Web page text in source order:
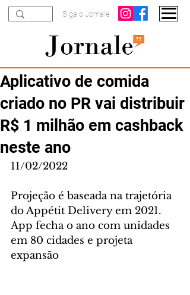
Siga o Jornale
Aplicativo de comida
criado no PR vai distribuir
R$ 1 milhão em cashback
neste ano
11/02/2022
Projeção é baseada na trajetória
do Appétit Delivery em 2021.
App fecha o ano com unidades
em 80 cidades e projeta
expansão